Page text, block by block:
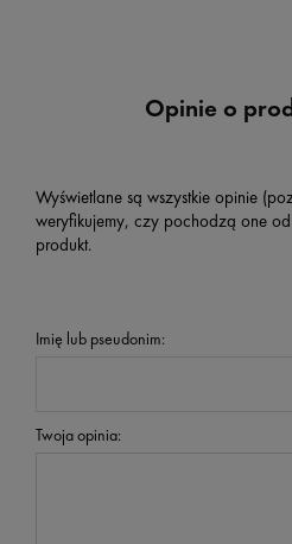
Opinie o
Wyświetlane są wszystkie opinie
weryfikujemy, czy pochodzą one
produkt.
Imię lub pseudonim:
Twoja opinia: